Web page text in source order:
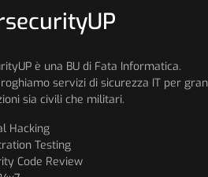
è una BU di Fata Informatica.
servizi di sicurezza IT per
sia civili che militari.
Hacking
Testing
Code Review